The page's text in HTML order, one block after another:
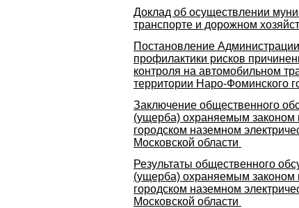
Доклад об осуществлении
транспорте и дорожном
Постановление
профилактики рисков
контроля на автомобильном
территории Наро-Фоминского
Заключение общественного
(ущерба) охраняемым законом
городском наземном
Московской области
Результаты общественного
(ущерба) охраняемым законом
городском наземном
Московской области